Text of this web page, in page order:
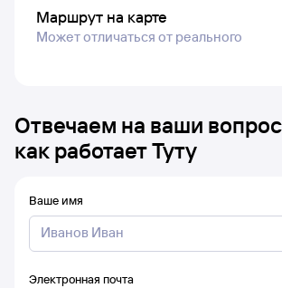
Маршрут на карте
Может отличаться от реального
Отвечаем на ваши
как работает Туту
Ваше имя
Электронная почта